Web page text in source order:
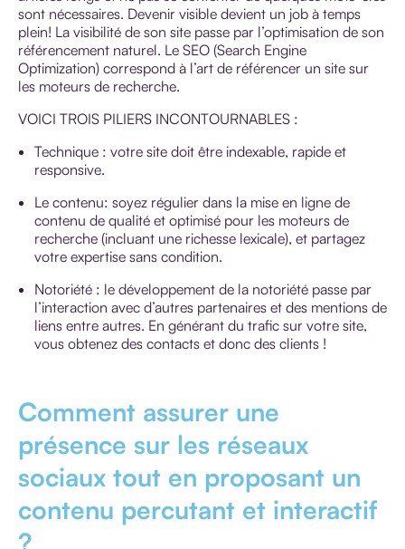
sont nécessaires. Devenir visible devient un job à temps
plein! La visibilité de son site passe par l’optimisation de son
référencement naturel. Le SEO (Search Engine
Optimization) correspond à l’art de référencer un site sur
les moteurs de recherche.
VOICI TROIS PILIERS INCONTOURNABLES :
Technique : votre site doit être indexable, rapide et
responsive.
Le contenu: soyez régulier dans la mise en ligne de
contenu de qualité et optimisé pour les moteurs de
recherche (incluant une richesse lexicale), et partagez
votre expertise sans condition.
Notoriété : le développement de la notoriété passe par
l’interaction avec d’autres partenaires et des mentions de
liens entre autres. En générant du trafic sur votre site,
vous obtenez des contacts et donc des clients !
Comment assurer une
présence sur les réseaux
sociaux tout en proposant un
contenu percutant et interactif
?